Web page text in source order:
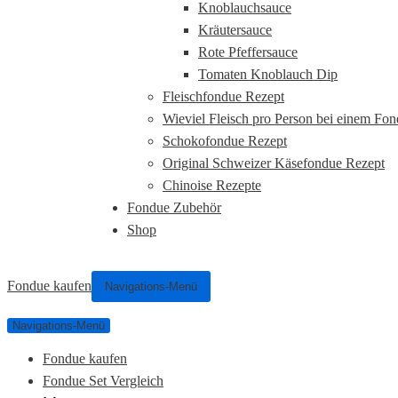
Knoblauchsauce
Kräutersauce
Rote Pfeffersauce
Tomaten Knoblauch Dip
Fleischfondue Rezept
Wieviel Fleisch pro Person bei einem
Schokofondue Rezept
Original Schweizer Käsefondue Rezept
Chinoise Rezepte
Fondue Zubehör
Shop
Fondue kaufen Navigations-Menü
Navigations-Menü
Fondue kaufen
Fondue Set Vergleich